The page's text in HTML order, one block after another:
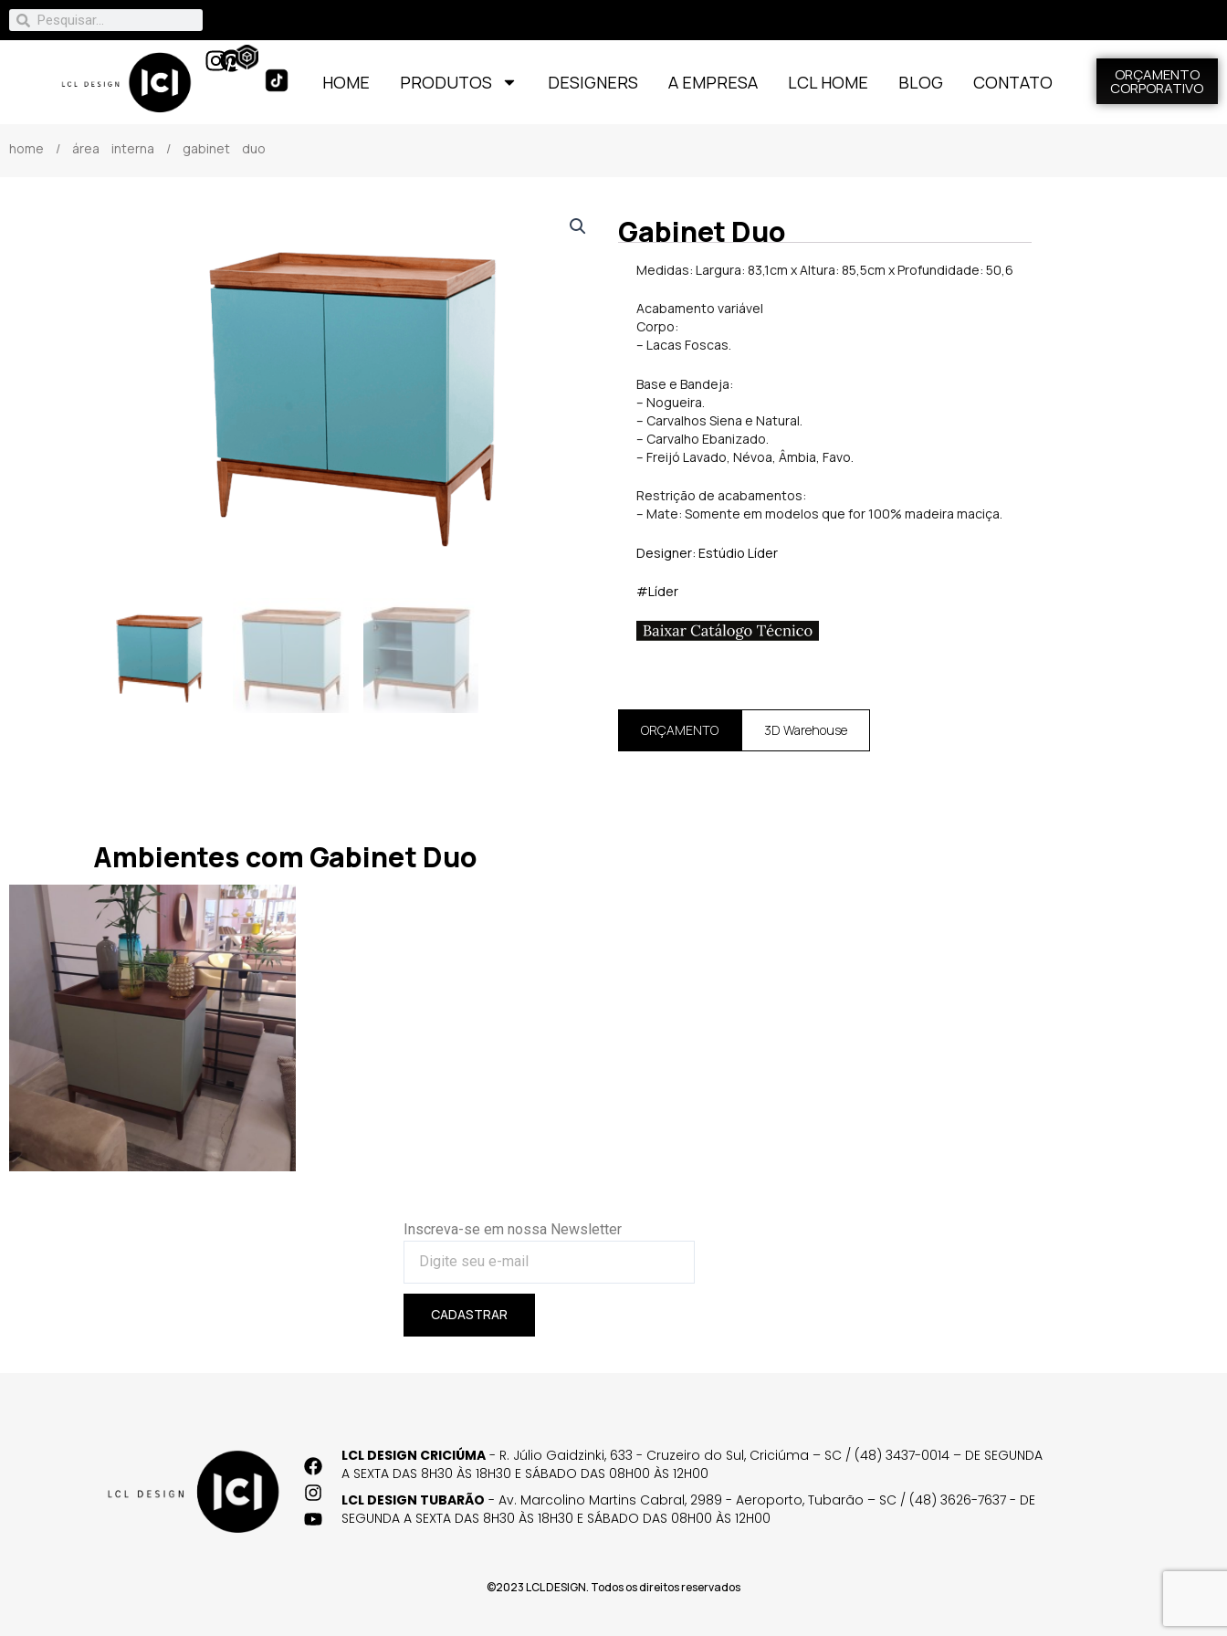
HOME PRODUTOS DESIGNERS A EMPRESA LCL HOME BLOG CONTATO ORÇAMENTO
CORPORATIVO
home / área interna / gabinet duo
Gabinet Duo
Medidas: Largura: 83,1cm x Altura: 85,5cm x Profundidade: 50,6
Acabamento variável
Corpo:
– Lacas Foscas.
Base e Bandeja:
– Nogueira.
– Carvalhos Siena e Natural.
– Carvalho Ebanizado.
– Freijó Lavado, Névoa, Âmbia, Favo.
Restrição de acabamentos:
– Mate: Somente em modelos que for 100% madeira maciça.
Designer: Estúdio Líder
#Líder
ORÇAMENTO 3D Warehouse
Ambientes com Gabinet Duo
Inscreva-se em nossa Newsletter
CADASTRAR
LCL DESIGN CRICIÚMA - R. Júlio Gaidzinki, 633 - Cruzeiro do Sul, Criciúma – SC / (48) 3437-0014 – DE SEGUNDA
A SEXTA DAS 8H30 ÀS 18H30 E SÁBADO DAS 08H00 ÀS 12H00
LCL DESIGN TUBARÃO - Av. Marcolino Martins Cabral, 2989 - Aeroporto, Tubarão – SC / (48) 3626-7637 - DE
SEGUNDA A SEXTA DAS 8H30 ÀS 18H30 E SÁBADO DAS 08H00 ÀS 12H00
©2023 LCL DESIGN. Todos os direitos reservados